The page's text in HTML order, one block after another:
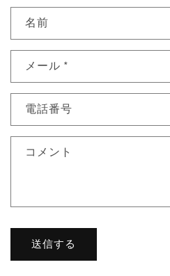
せ
ム
名前
メール *
電話番号
コメント
送信する